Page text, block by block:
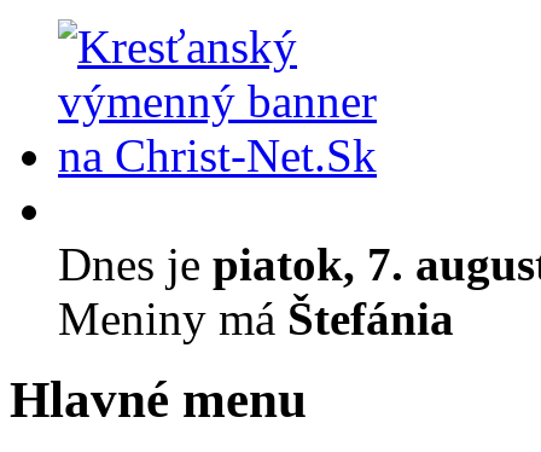
Dnes je piatok, 7.
Meniny má Štefánia
Hlavné menu